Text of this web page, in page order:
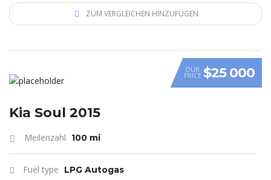
ZUM VERGLEICHEN HINZUFÜGEN
VIDEO
OUR
PRICE $25 000
Kia Soul 2015
Meilenzahl 100 mi
Fuel type LPG Autogas